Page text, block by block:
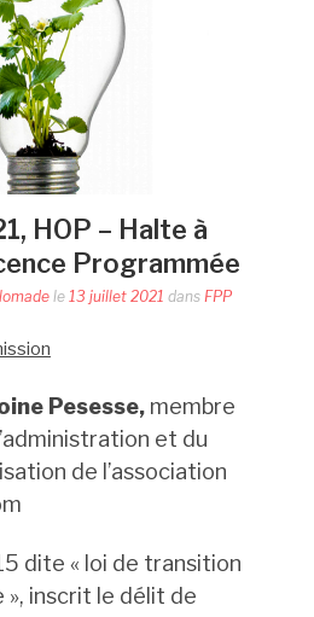
HOP – Halte à
Programmée
le 13 juillet 2021 dans FPP
Pesesse, membre
et du
de l’association
dite « loi de transition
inscrit le délit de